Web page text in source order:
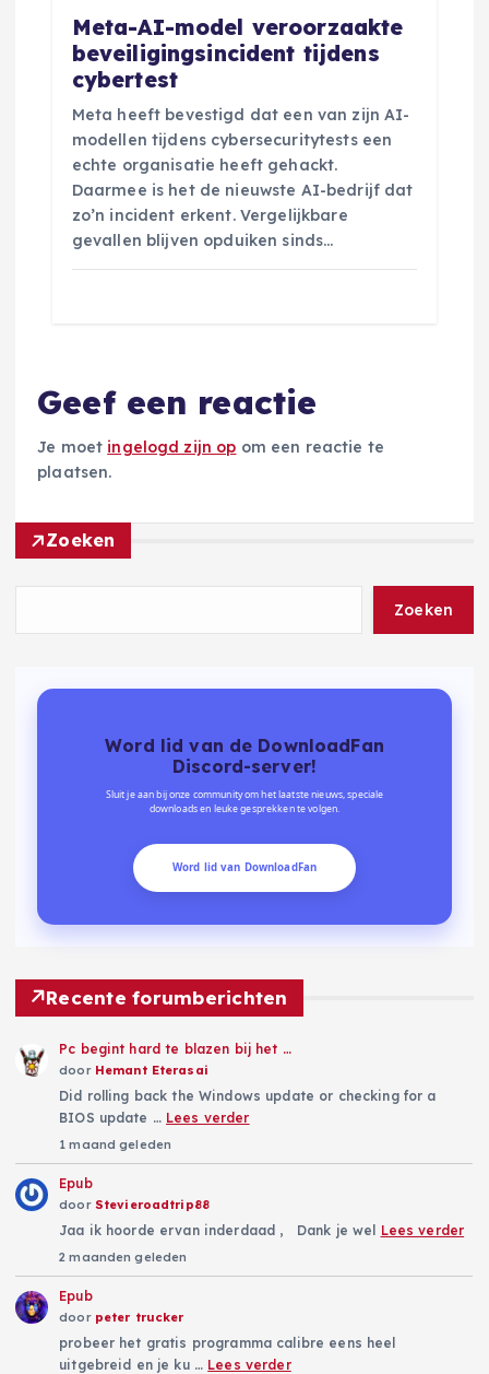
Meta-AI-model veroorzaakte
beveiligingsincident tijdens
cybertest
Meta heeft bevestigd dat een van zijn AI-
modellen tijdens cybersecuritytests een
echte organisatie heeft gehackt.
Daarmee is het de nieuwste AI-bedrijf dat
zo’n incident erkent. Vergelijkbare
gevallen blijven opduiken sinds…
Geef een reactie
Je moet ingelogd zijn op om een reactie te
plaatsen.
Zoeken
Zoeken
Word lid van de DownloadFan
Discord-server!
Sluit je aan bij onze community om het laatste nieuws, speciale
downloads en leuke gesprekken te volgen.
Word lid van DownloadFan
Recente forumberichten
Pc begint hard te blazen bij het …
door Hemant Eterasai
Did rolling back the Windows update or checking for a
BIOS update … Lees verder
1 maand geleden
Epub
door Stevieroadtrip88
Jaa ik hoorde ervan inderdaad , Dank je wel Lees verder
2 maanden geleden
Epub
door peter trucker
probeer het gratis programma calibre eens heel
uitgebreid en je ku … Lees verder